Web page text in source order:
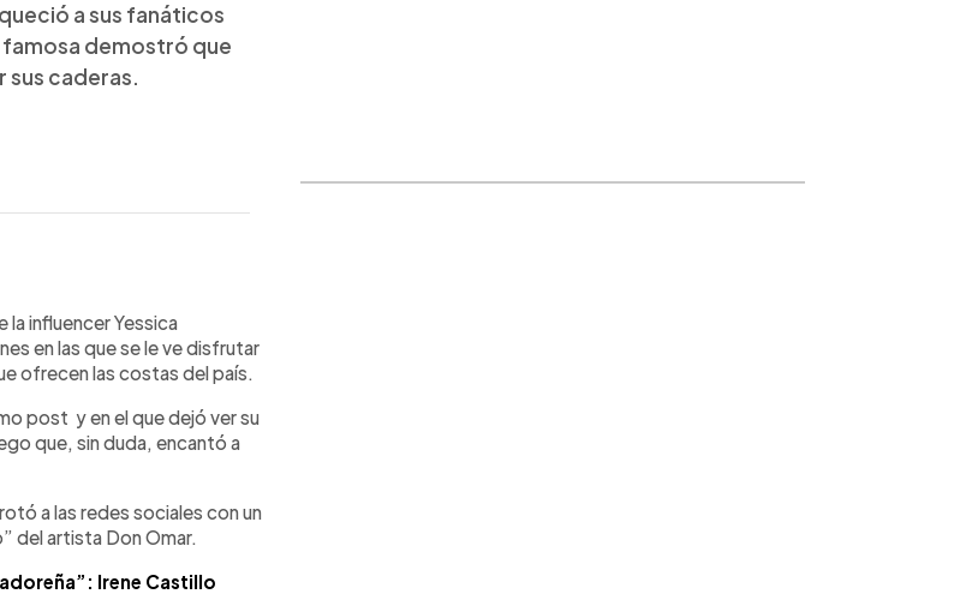
a sus fanáticos
famosa demostró que
sus caderas.
influencer Yessica
en las que se le ve disfrutar
ofrecen las costas del país.
post y en el que dejó ver su
que, sin duda, encantó a
a las redes sociales con un
del artista Don Omar.
Irene Castillo